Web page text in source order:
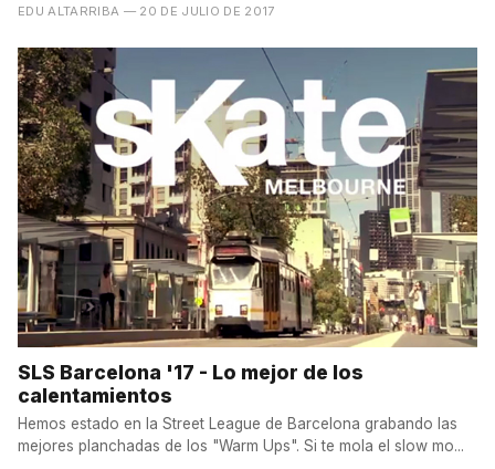
EDU ALTARRIBA — 20 DE JULIO DE 2017
SLS Barcelona '17 - Lo mejor de los
calentamientos
Hemos estado en la Street League de Barcelona grabando las
mejores planchadas de los "Warm Ups". Si te mola el slow mo...